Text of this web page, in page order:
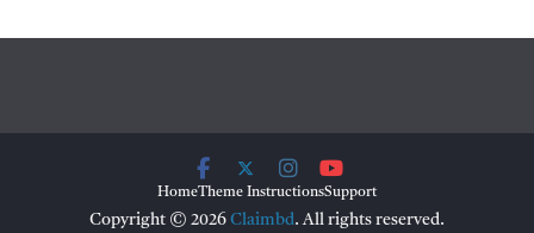
HomeTheme InstructionsSupport
Copyright © 2026 Claimbd. All rights reserved.